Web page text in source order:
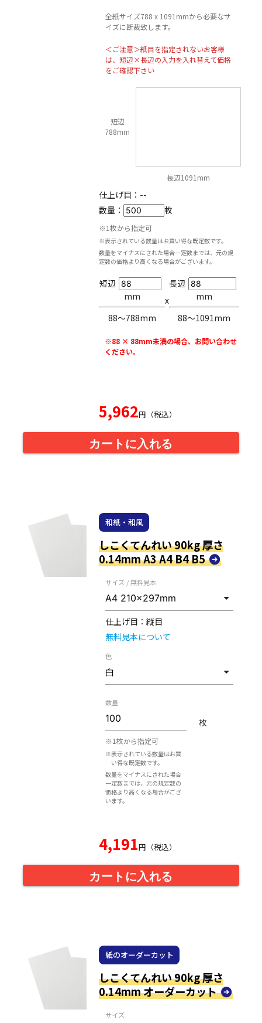
全紙サイズ788 x 1091mmから必要なサ
イズに断裁致します。
＜ご注意＞紙目を指定されないお客様
は、短辺×長辺の入力を入れ替えて価格
をご確認下さい
短辺
788mm
長辺1091mm
仕上げ目： --
数量：
枚
※1枚から指定可
※表示されている数量はお買い得な既定数です。
数量をマイナスにされた場合一定数までは、元の規
定数の価格より高くなる場合がございます。
短辺
mm
88〜788mm
x
長辺
mm
88〜1091mm
※88 × 88mm未満の場合、お問い合わせ
ください。
5,962円（税込）
カートに入れる
和紙・和風
しこくてんれい 90kg 厚さ
0.14mm A3 A4 B4 B5
サイズ / 無料見本
仕上げ目： 縦目
無料見本について
色
数量
※1枚から指定可
※表示されている数量はお買
い得な既定数です。
数量をマイナスにされた場合
一定数までは、元の規定数の
価格より高くなる場合がござ
います。
枚
4,191円（税込）
カートに入れる
紙のオーダーカット
しこくてんれい 90kg 厚さ
0.14mm オーダーカット
サイズ